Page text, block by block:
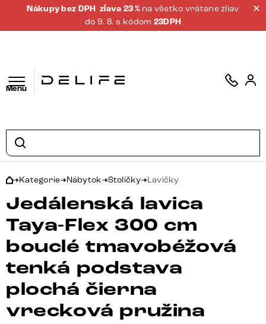
Nákupy bez DPH zĺava 23 % na všetko vrátane zliav
do 9. 8. s kódom 23DPH
Menu
Kategorie Nábytok Stoličky Lavičky
Jedálenská lavica
Taya-Flex 300 cm
bouclé tmavobéžová
tenká podstava
plochá čierna
vrecková pružina